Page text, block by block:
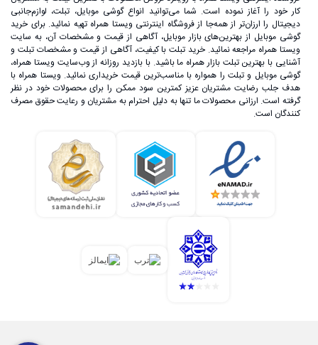
کار خود را آغاز نموده است. شما می‌توانید انواع گوشی موبایل، تبلت، لوازم‌جانبی
دیجیتال را ارزان‌تر از همه‌جا از فروشگاه اینترنتی ویستا همراه تهیه نمائید. برای خرید
گوشی موبایل از بهترین‌های بازار موبایل، آگاهی از قیمت و مشخصات آن، به ‌سایت
ویستا همراه مراجعه نمائید. خرید تبلت با کیفیت، آگاهی از قیمت و مشخصات تبلت و
آشنایی با بهترین تبلت بازار همراه ما باشید. با بازدید روزانه از وب‌سایت ویستا همراه،
گوشی موبایل و تبلت را همواره با مناسب‌ترین قیمت خریداری نمائید. ویستا همراه با
هدف جلب رضایت مشتریان عزیز کمترین سود ممکن را برای محصولات خود در نظر
گرفته است. ارزانی محصولات ما تنها به دلیل احترام به مشتریان و رعایت حقوق مصرف
کنندگان است.